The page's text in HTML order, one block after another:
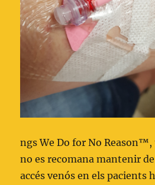
ngs We Do for No
no es recomana mantenir
accés venós en els pacients